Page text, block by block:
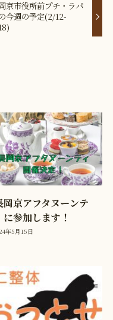
京市役所前プチ・ラパ
今週の予定(2/12-
岡京アフタヌーンテ
に参加します！
年5月15日